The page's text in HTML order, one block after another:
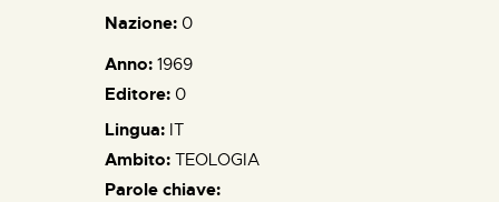
Nazione: 0
Anno: 1969
Editore: 0
Lingua: IT
Ambito: TEOLOGIA
Parole chiave: